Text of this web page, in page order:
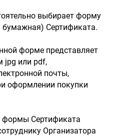
выбирает форму
бумажная) Сертификата.
форме представляет
jpg или pdf,
почты,
оформлении покупки
Сертификата
Организатора